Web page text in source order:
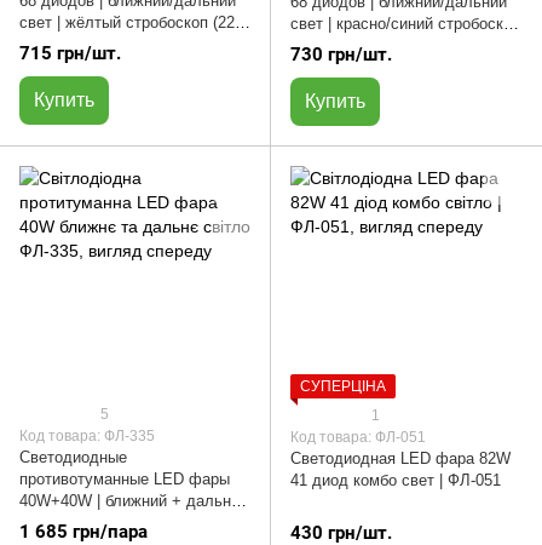
свет | жёлтый стробоскоп (22 х
10.5 см) | ФЛ-143
715 грн/шт.
Купить
свет | красно/синий стробоскоп
(22 х 10.5 см) | ФЛ-145
730 грн/шт.
Купить
5
Код товара: ФЛ-335
Светодиодные
противотуманные LED фары
40W+40W | ближний + дальний
свет | ФЛ-335
1 685 грн/пара
СУПЕРЦІНА
1
Код товара: ФЛ-051
Светодиодная LED фара 82W
41 диод комбо свет | ФЛ-051
430 грн/шт.